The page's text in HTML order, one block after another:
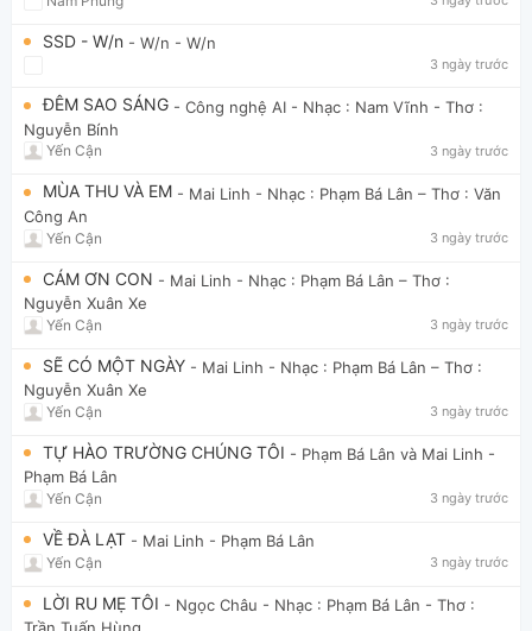
SSD - W/n - W/n - W/n
3 ngày trước
ĐÊM SAO SÁNG - Công nghệ AI - Nhạc : Nam Vĩnh - Thơ :
Nguyễn Bính
Yến Cận 3 ngày trước
MÙA THU VÀ EM - Mai Linh - Nhạc : Phạm Bá Lân – Thơ : Văn
Công An
Yến Cận 3 ngày trước
CÁM ƠN CON - Mai Linh - Nhạc : Phạm Bá Lân – Thơ :
Nguyễn Xuân Xe
Yến Cận 3 ngày trước
SẼ CÓ MỘT NGÀY - Mai Linh - Nhạc : Phạm Bá Lân – Thơ :
Nguyễn Xuân Xe
Yến Cận 3 ngày trước
TỰ HÀO TRƯỜNG CHÚNG TÔI - Phạm Bá Lân và Mai Linh -
Phạm Bá Lân
Yến Cận 3 ngày trước
VỀ ĐÀ LẠT - Mai Linh - Phạm Bá Lân
Yến Cận 3 ngày trước
LỜI RU MẸ TÔI - Ngọc Châu - Nhạc : Phạm Bá Lân - Thơ :